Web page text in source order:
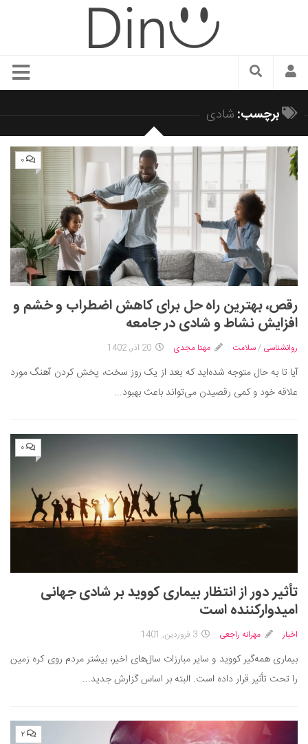
سبک زندگی
زیبایی و آرایش
شیک پوشی
دکوراسیون و چیدمان
غذا
رستوران گردی
آشپزی
سفر و گردشگری
ایران گردی
جهان گردی
موفقیت و مهارت‌های فردی
تغذیه سالم
بیماری و درمان
ورزش و تندرستی
فرهنگ و هنر
سینما و تئاتر
تلویزیون
موسیقی
چهره‌ها
کتاب و کتاب‌خوانی
برچسب: شادی
۰
رقص، بهترین راه حل برای کاهش اضطراب و خشم و
افزایش نشاط و شادی در جامعه
روانشناسی /سلامت مهتا مجدی 20 آذر, 1402
آیا تا به حال متوجه شده‌اید که بعد از یک روز سخت، پخش کردن آهنگ مورد
علاقه خود و کمی رقصیدن می‌تواند باعث بهبود...
۰
تأثیر دور از انتظار بیماری کووید بر شادی جهانی
امیدوارکننده است
اخبار مهرانه راجعی 3 فروردین, 1401
بیماری همه‌گیر کووید و سایر مبارزات سال‌های اخیر، بیشتر مردم روی کره زمین
را تحت تأثیر قرار داده است. البته بر اساس گزارش جدید...
۲